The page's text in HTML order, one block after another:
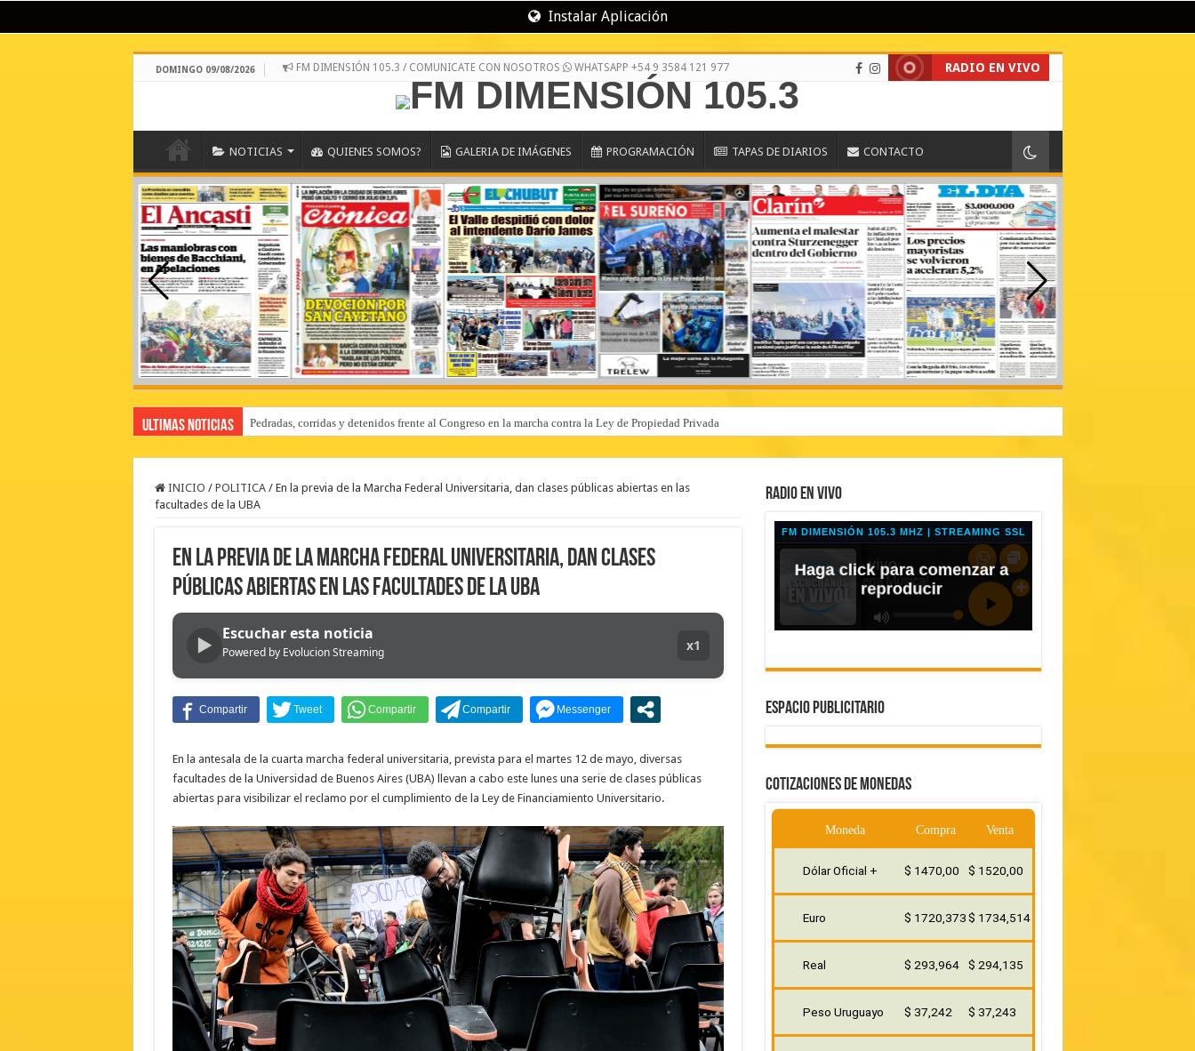
Instalar Aplicación
DOMINGO 09/08/2026 FM DIMENSIÓN 105.3 / COMUNICATE CON NOSOTROS WHATSAPP +54 9 3584 121 977 RADIO EN VIVO
NOTICIAS QUIENES SOMOS? GALERIA DE IMÁGENES PROGRAMACIÓN TAPAS DE DIARIOS CONTACTO
Ultimas Noticias Pedradas, corridas y detenidos frente al Congreso en la marcha contra la Ley de Propiedad Privada
INICIO / POLITICA / En la previa de la Marcha Federal Universitaria, dan clases públicas abiertas en las
facultades de la UBA
En la previa de la Marcha Federal Universitaria, dan clases
públicas abiertas en las facultades de la UBA
▶ Escuchar esta noticia
Powered by Evolucion Streaming x1
En la antesala de la cuarta marcha federal universitaria, prevista para el martes 12 de mayo, diversas
facultades de la Universidad de Buenos Aires (UBA) llevan a cabo este lunes una serie de clases públicas
abiertas para visibilizar el reclamo por el cumplimiento de la Ley de Financiamiento Universitario.
RADIO EN VIVO
ESPACIO PUBLICITARIO
COTIZACIONES DE MONEDAS
Moneda Compra Venta
Dólar Oficial + $ 1470,00 $ 1520,00
Euro $ 1720,373$ 1734,514
Real $ 293,964 $ 294,135
Peso Uruguayo $ 37,242 $ 37,243